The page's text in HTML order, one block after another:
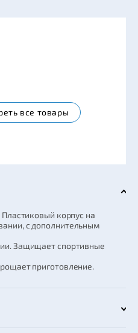
все товары
корпус на
с дополнительным
Защищает спортивные
приготовление.